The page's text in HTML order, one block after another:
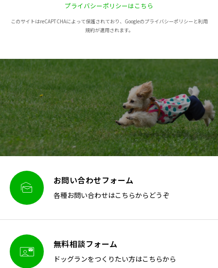
プライバシーポリシーはこちら
このサイトはreCAPTCHAによって保護されており、Googleのプライバシーポリシーと利用
規約が適用されます。
 お問い合わせフォーム
各種お問い合わせはこちらからどうぞ
 無料相談フォーム
ドッグランをつくりたい方はこちらから